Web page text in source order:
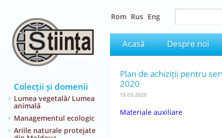
Colecții și domenii
Lumea vegetală/ Lumea
animală
Managementul ecologic
Ariile naturale protejate
Rom Rus Eng
Acasă Despre noi
Plan de achiziții pentru
2020
15.03.2020
Materiale auxiliare